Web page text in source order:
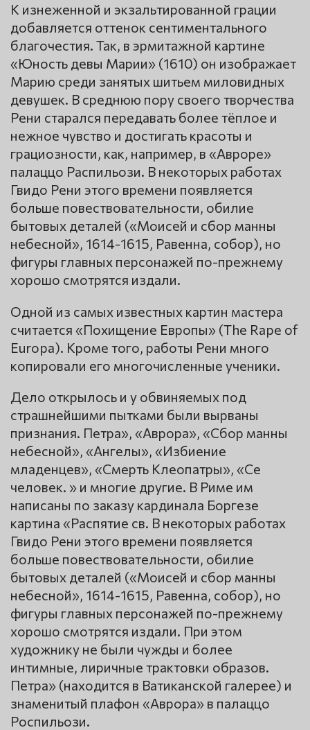
К изнеженной и экзальтированной грации
добавляется оттенок сентиментального
благочестия. Так, в эрмитажной картине
«Юность девы Марии» (1610) он изображает
Марию среди занятых шитьем миловидных
девушек. В среднюю пору своего творчества
Рени старался передавать более тёплое и
нежное чувство и достигать красоты и
грациозности, как, например, в «Авроре»
палаццо Распильози. В некоторых работах
Гвидо Рени этого времени появляется
больше повествовательности, обилие
бытовых деталей («Моисей и сбор манны
небесной», 1614-1615, Равенна, собор), но
фигуры главных персонажей по-прежнему
хорошо смотрятся издали.
Одной из самых известных картин мастера
считается «Похищение Европы» (The Rape of
Europa). Кроме того, работы Рени много
копировали его многочисленные ученики.
Дело открылось и у обвиняемых под
страшнейшими пытками были вырваны
признания. Петра», «Аврора», «Сбор манны
небесной», «Ангелы», «Избиение
младенцев», «Смерть Клеопатры», «Се
человек. » и многие другие. В Риме им
написаны по заказу кардинала Боргезе
картина «Распятие св. В некоторых работах
Гвидо Рени этого времени появляется
больше повествовательности, обилие
бытовых деталей («Моисей и сбор манны
небесной», 1614-1615, Равенна, собор), но
фигуры главных персонажей по-прежнему
хорошо смотрятся издали. При этом
художнику не были чужды и более
интимные, лиричные трактовки образов.
Петра» (находится в Ватиканской галерее) и
знаменитый плафон «Аврора» в палаццо
Роспильози.